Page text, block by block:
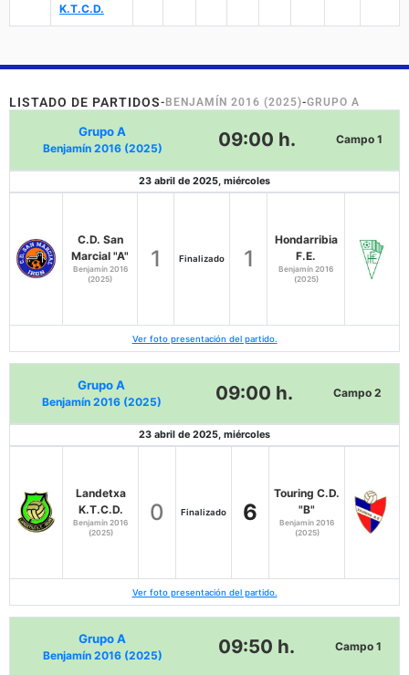
K.T.C.D.
LISTADO DE PARTIDOS- BENJAMÍN 2016 (2025)-GRUPO A
Grupo A
Benjamín 2016 (2025) 09:00 h. Campo 1
23 abril de 2025, miércoles
C.D. San
Marcial "A"
Benjamín 2016
(2025)
1 Finalizado 1
Hondarribia
F.E.
Benjamín 2016
(2025)
Ver foto presentación del partido.
Grupo A
Benjamín 2016 (2025) 09:00 h. Campo 2
23 abril de 2025, miércoles
Landetxa
K.T.C.D.
Benjamín 2016
(2025)
0 Finalizado 6
Touring C.D.
"B"
Benjamín 2016
(2025)
Ver foto presentación del partido.
Grupo A
Benjamín 2016 (2025) 09:50 h. Campo 1